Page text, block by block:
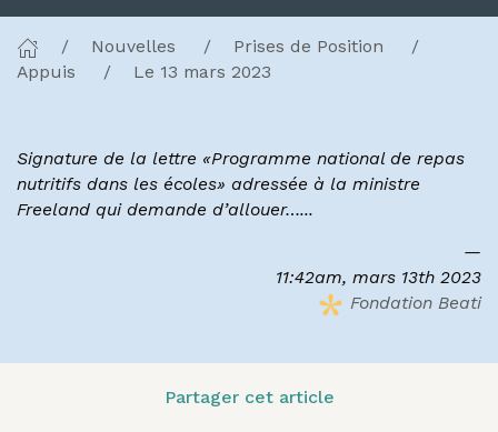
Nouvelles
Prises de Position
Appuis
Le 13 mars 2023
Signature de la lettre «Programme national de repas
nutritifs dans les écoles» adressée à la ministre
Freeland qui demande d’allouer…...
11:42am, mars 13th 2023
Fondation Beati
Partager cet article